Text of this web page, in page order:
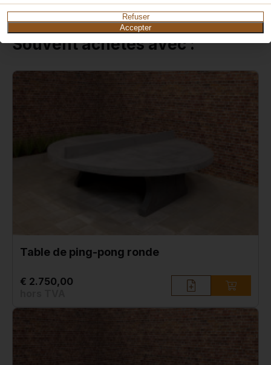
Refuser
Accepter
Souvent achetés avec :
Table de ping-pong ronde
€ 2.750,00